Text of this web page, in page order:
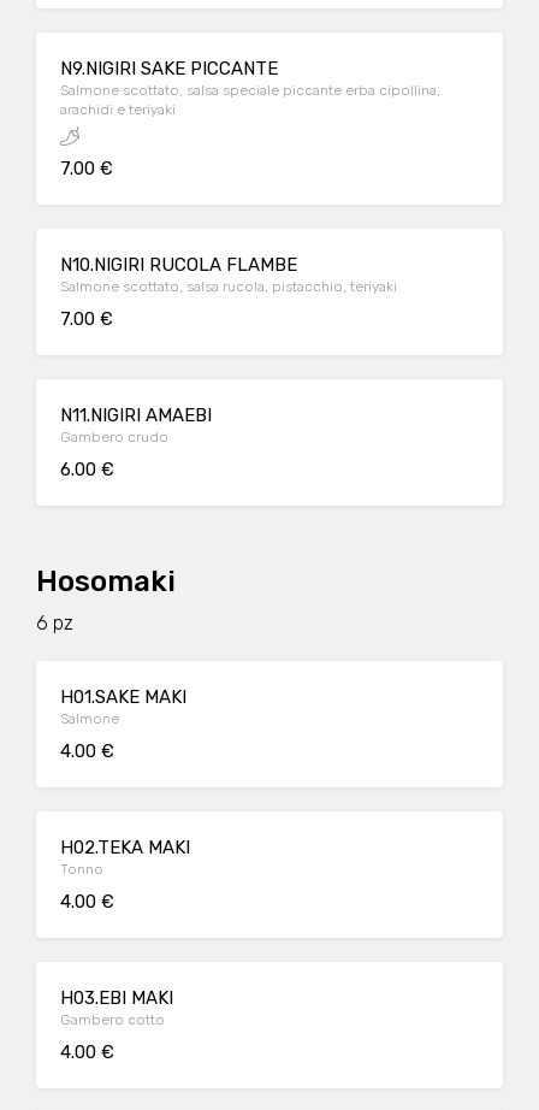
N9.NIGIRI SAKE PICCANTE
Salmone scottato, salsa speciale piccante erba cipollina,
arachidi e teriyaki
7.00 €
N10.NIGIRI RUCOLA FLAMBE
Salmone scottato, salsa rucola, pistacchio, teriyaki
7.00 €
N11.NIGIRI AMAEBI
Gambero crudo
6.00 €
Hosomaki
6 pz
H01.SAKE MAKI
Salmone
4.00 €
H02.TEKA MAKI
Tonno
4.00 €
H03.EBI MAKI
Gambero cotto
4.00 €